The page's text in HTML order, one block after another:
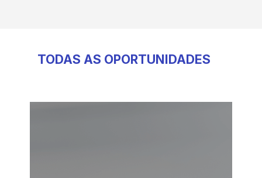
TODAS AS OPORTUNIDADES